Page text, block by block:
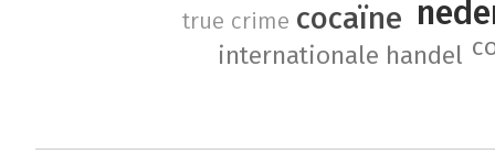
cocaïne
internationale handel
true crime